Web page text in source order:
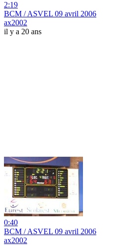
2:19
BCM / ASVEL 09 avril 2006
ax2002
il y a 20 ans
0:40
BCM / ASVEL 09 avril 2006
ax2002